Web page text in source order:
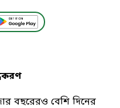
বছরেরও বেশি দিনের